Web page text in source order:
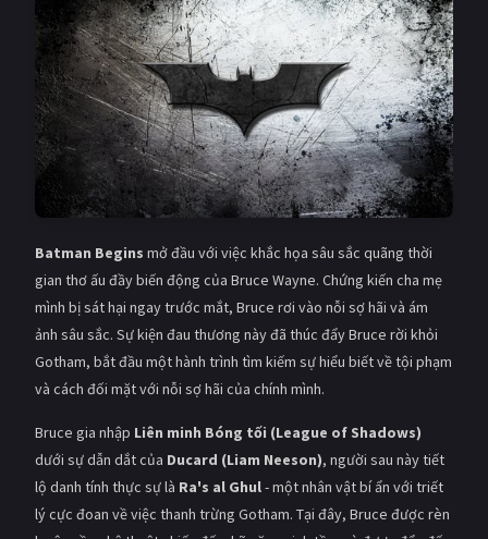
Giật gân Gia đình
Bí ẩn Lịch sử
Viễn Tây Tiểu sử
GameShow DramaTV
QUỐC GIA
Âu - Mỹ Trung Quốc - Hồng Kông
Hàn Quốc Nhật Bản
Ấn Độ Việt Nam
Tổng hợp
CẬP NHẬT
PHIM MỚI
PHIM BỘ
Batman Begins mở đầu với việc khắc họa sâu sắc quãng thời
gian thơ ấu đầy biến động của Bruce Wayne. Chứng kiến cha mẹ
mình bị sát hại ngay trước mắt, Bruce rơi vào nỗi sợ hãi và ám
ảnh sâu sắc. Sự kiện đau thương này đã thúc đẩy Bruce rời khỏi
Gotham, bắt đầu một hành trình tìm kiếm sự hiểu biết về tội phạm
và cách đối mặt với nỗi sợ hãi của chính mình.
Bruce gia nhập Liên minh Bóng tối (League of Shadows)
dưới sự dẫn dắt của Ducard (Liam Neeson), người sau này tiết
lộ danh tính thực sự là Ra's al Ghul- một nhân vật bí ẩn với triết
lý cực đoan về việc thanh trừng Gotham. Tại đây, Bruce được rèn